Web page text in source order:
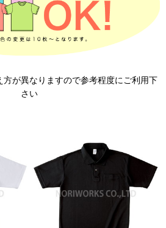
方が異なりますので参考程度にご利用下
さい